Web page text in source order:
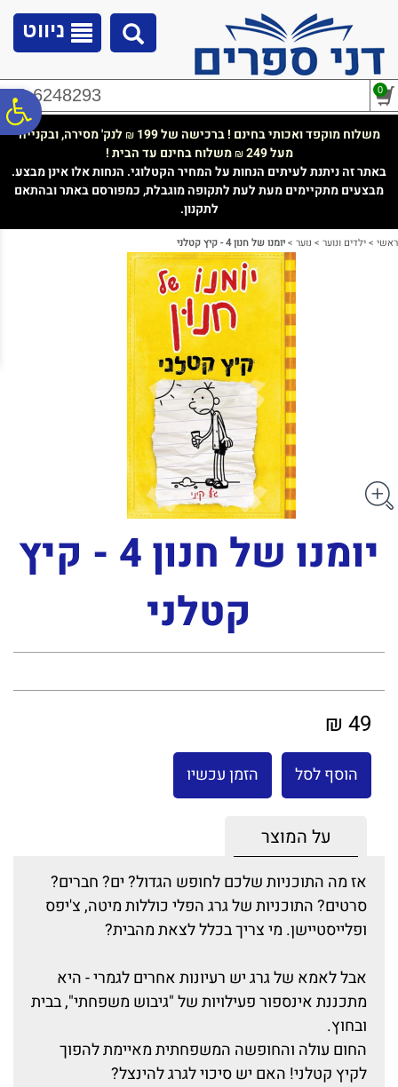
נגישות
ניווט
02-6248293 0
משלוח מוקפד ואכותי בחינם ! ברכישה של 199 ₪ לנק' מסירה, ובקנייה
מעל 249
₪משלוח בחינם עד הבית !
באתר זה ניתנת לעיתים הנחות על המחיר הקטלוגי. הנחות אלו אינן מבצע.
מבצעים מתקיימים מעת לעת לתקופה מוגבלת, כמפורסם באתר ובהתאם
לתקנון.
ראשי >ילדים ונוער > נוער >יומנו של חנון 4 - קיץ קטלני
יומנו של חנון 4 - קיץ
קטלני
49 ₪
הוסף לסל הזמן עכשיו
על המוצר
אז מה התוכניות שלכם לחופש הגדול? ים? חברים?
סרטים? התוכניות של גרג הפלי כוללות מיטה, צ'יפס
ופלייסטיישן. מי צריך בכלל לצאת מהבית?
אבל לאמא של גרג יש רעיונות אחרים לגמרי - היא
מתכננת אינספור פעילויות של "גיבוש משפחתי", בבית
ובחוץ.
החום עולה והחופשה המשפחתית מאיימת להפוך
לקיץ קטלני! האם יש סיכוי לגרג להינצל?